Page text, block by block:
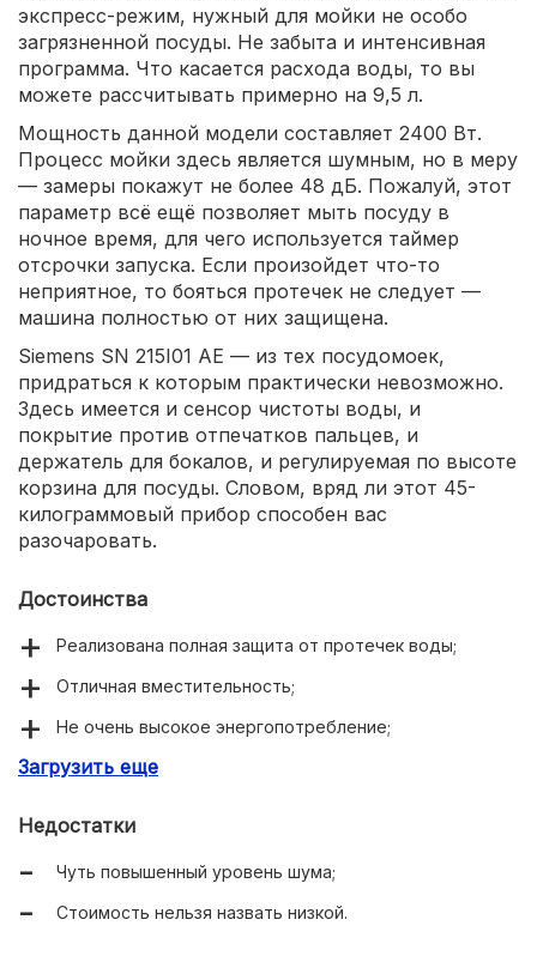
экспресс-режим, нужный для мойки не особо
загрязненной посуды. Не забыта и интенсивная
программа. Что касается расхода воды, то вы
можете рассчитывать примерно на 9,5 л.
Мощность данной модели составляет 2400 Вт.
Процесс мойки здесь является шумным, но в меру
— замеры покажут не более 48 дБ. Пожалуй, этот
параметр всё ещё позволяет мыть посуду в
ночное время, для чего используется таймер
отсрочки запуска. Если произойдет что-то
неприятное, то бояться протечек не следует —
машина полностью от них защищена.
Siemens SN 215I01 AE — из тех посудомоек,
придраться к которым практически невозможно.
Здесь имеется и сенсор чистоты воды, и
покрытие против отпечатков пальцев, и
держатель для бокалов, и регулируемая по высоте
корзина для посуды. Словом, вряд ли этот 45-
килограммовый прибор способен вас
разочаровать.
Достоинства
Реализована полная защита от протечек воды;
Отличная вместительность;
Не очень высокое энергопотребление;
Удобная панель управления;
мойки;
Не очень высокий расход воды;
Есть таймер отсрочки запуска;
Загрузить еще
Недостатки
Чуть повышенный уровень шума;
Стоимость нельзя назвать низкой.